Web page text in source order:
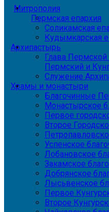
Митрополия
Пермская епархия
Соликамская
Кудымкарская
Архипастырь
Глава
Пермский и
Служение
Храмы и монастыри
Благочинные
Монастырское
Первое
Второе
Успенское
Лобановское
Закамское
Добрянское
Лысьвенское
Первое
Второе